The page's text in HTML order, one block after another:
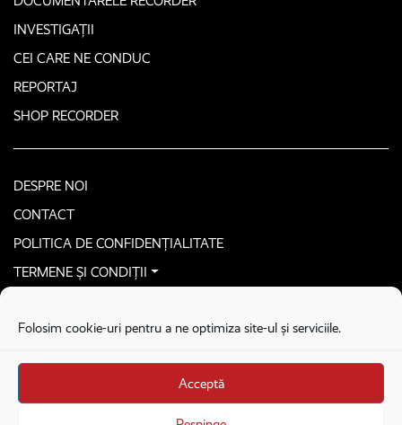
Folosim cookie-uri pentru a ne optimiza site-ul și serviciile.
Acceptă
INVESTIGAȚII
CEI CARE NE CONDUC
REPORTAJ
SHOP RECORDER
DESPRE NOI
CONTACT
POLITICA DE CONFIDENȚIALITATE
TERMENE ȘI CONDIȚII
Stega creative
Brandul Recorder e operat de Asociația Recorder Community, sub licența SC